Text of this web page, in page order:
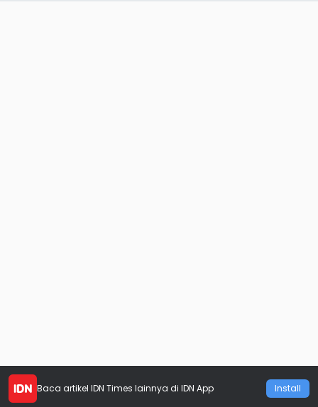
Baca artikel IDN Times lainnya di IDN App Install